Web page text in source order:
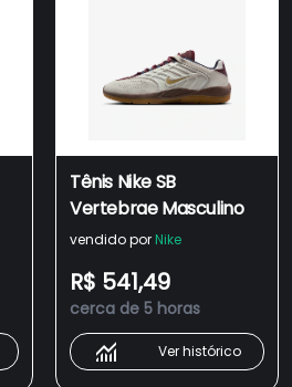
Tênis Nike SB
Vertebrae Masculino
vendido por Nike
R$ 541,49
cerca de 5 horas
Ver histórico